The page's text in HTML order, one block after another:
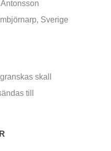
Sverige
skall
till